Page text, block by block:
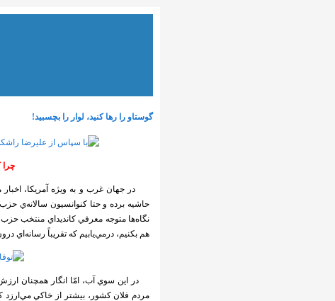
گوستاو را رها كنيد، لوار را بچسبيد!
چرا
در جهان غرب و به ويژه آمريكا،
حاشيه برده و حتا كنوانسيون سالانه‌ي
نگاه‌ها متوجه معرفي كانديداي منتخب
هم بكنيم، درمي‌يابيم كه تقريباً رسانه‌اي
در اين سوي آب، امّا انگار همچنان
مردم فلان كشور، بيشتر از خاكي